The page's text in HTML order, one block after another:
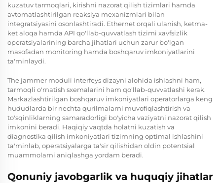
kuzatuv tarmoqlari, kirishni nazorat qilish tizimlari hamda
avtomatlashtirilgan reaksiya mexanizmlari bilan
integratsiyasini osonlashtiradi. Ethernet orqali ulanish, ketma-
ket aloqa hamda API qo'llab-quvvatlash tizimi xavfsizlik
operatsiyalarining barcha jihatlari uchun zarur bo'lgan
masofadan monitoring hamda boshqaruv imkoniyatlarini
ta'minlaydi.
The jammer moduli interfeys dizayni alohida ishlashni ham,
tarmoqli o'rnatish sxemalarini ham qo'llab-quvvatlashi kerak.
Markazlashtirilgan boshqaruv imkoniyatlari operatorlarga keng
hududlarda bir nechta qurilmalarni muvofiqlashtirish va
to'sqinliklarning samaradorligi bo'yicha vaziyatni nazorat qilish
imkonini beradi. Haqiqiy vaqtda holatni kuzatish va
diagnostika qilish imkoniyatlari tizimning optimal ishlashini
ta'minlab, operatsiyalarga ta'sir qilishidan oldin potentsial
muammolarni aniqlashga yordam beradi.
Qonuniy javobgarlik va huquqiy jihatlar